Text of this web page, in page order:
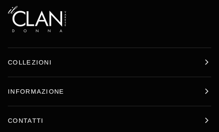
COLLEZIONI
INFORMAZIONE
CONTATTI